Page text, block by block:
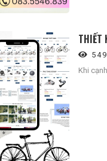
THIẾT
Khi
Và Công Việc